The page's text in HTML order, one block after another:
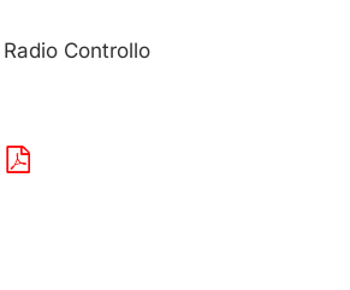
Radio Controllo